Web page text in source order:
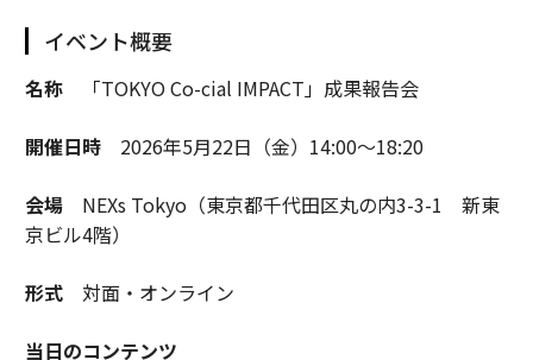
イベント概要
名称「TOKYO Co-cial IMPACT」成果報告会
開催日時2026年5月22日（金）14:00～18:20
会場NEXs Tokyo（東京都千代田区丸の内3-3-1 新東
京ビル4階）
形式対面・オンライン
当日のコンテンツ